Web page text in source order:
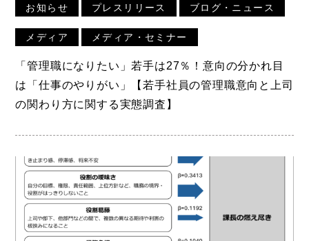
お知らせ プレスリリース ブログ・ニュース
メディア メディア・セミナー
「管理職になりたい」若手は27％！意向の分かれ目
は「仕事のやりがい」【若手社員の管理職意向と上司
の関わり方に関する実態調査】